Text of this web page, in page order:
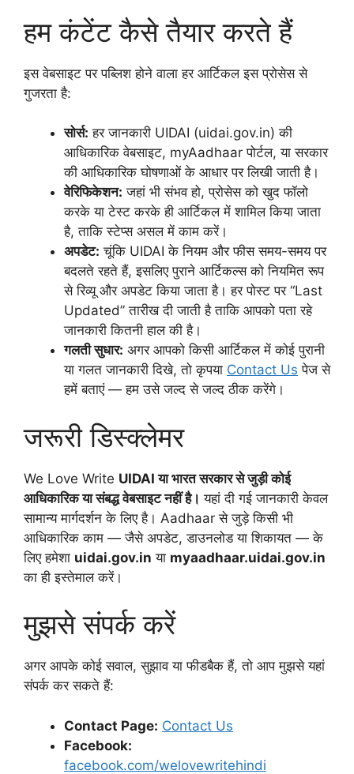
हम कंटेंट कैसे तैयार करते हैं
इस वेबसाइट पर पब्लिश होने वाला हर आर्टिकल इस प्रोसेस से
गुजरता है:
सोर्स: हर जानकारी UIDAI (uidai.gov.in) की
आधिकारिक वेबसाइट, myAadhaar पोर्टल, या सरकार
की आधिकारिक घोषणाओं के आधार पर लिखी जाती है।
वेरिफिकेशन: जहां भी संभव हो, प्रोसेस को खुद फॉलो
करके या टेस्ट करके ही आर्टिकल में शामिल किया जाता
है, ताकि स्टेप्स असल में काम करें।
अपडेट: चूंकि UIDAI के नियम और फीस समय-समय पर
बदलते रहते हैं, इसलिए पुराने आर्टिकल्स को नियमित रूप
से रिव्यू और अपडेट किया जाता है। हर पोस्ट पर “Last
Updated” तारीख दी जाती है ताकि आपको पता रहे
जानकारी कितनी हाल की है।
गलती सुधार: अगर आपको किसी आर्टिकल में कोई पुरानी
या गलत जानकारी दिखे, तो कृपया Contact Us पेज से
हमें बताएं — हम उसे जल्द से जल्द ठीक करेंगे।
जरूरी डिस्क्लेमर
We Love Write UIDAI या भारत सरकार से जुड़ी कोई
आधिकारिक या संबद्ध वेबसाइट नहीं है। यहां दी गई जानकारी केवल
सामान्य मार्गदर्शन के लिए है। Aadhaar से जुड़े किसी भी
आधिकारिक काम — जैसे अपडेट, डाउनलोड या शिकायत — के
लिए हमेशा uidai.gov.in या myaadhaar.uidai.gov.in
का ही इस्तेमाल करें।
मुझसे संपर्क करें
अगर आपके कोई सवाल, सुझाव या फीडबैक हैं, तो आप मुझसे यहां
संपर्क कर सकते हैं:
Contact Page: Contact Us
Facebook:
facebook.com/welovewritehindi